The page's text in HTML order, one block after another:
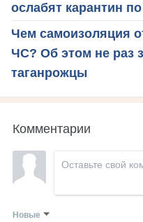
ослабят карантин
Чем самоизоляция
ЧС? Об этом не раз
таганрожцы
Комментарии
Новые